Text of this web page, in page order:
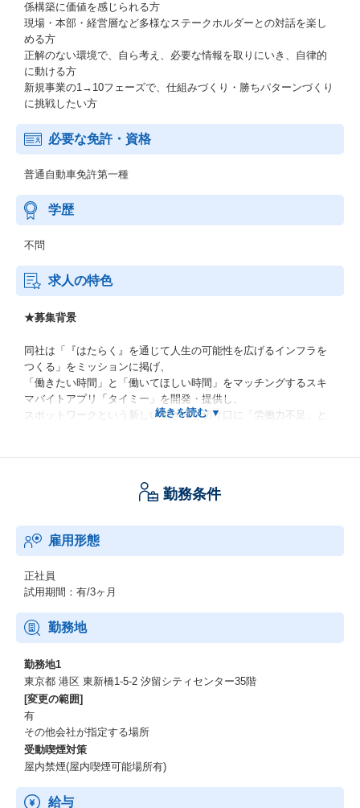
係構築に価値を感じられる方
現場・本部・経営層など多様なステークホルダーとの対話を楽し
める方
正解のない環境で、自ら考え、必要な情報を取りにいき、自律的
に動ける方
新規事業の1→10フェーズで、仕組みづくり・勝ちパターンづくり
に挑戦したい方
必要な免許・資格
普通自動車免許第一種
学歴
不問
求人の特色
★募集背景
同社は「『はたらく』を通じて人生の可能性を広げるインフラを
つくる」をミッションに掲げ、
「働きたい時間」と「働いてほしい時間」をマッチングするスキ
マバイトアプリ「タイミー」を開発・提供し、
スポットワークという新しい働き方を切り口に「労働力不足」と
その中でも介護領域は、まさにこれから本格的な成長フェーズに
これまでに0→1の立ち上げを終え、タイミーの価値が介護現場で
も通用することは証明されました。
次のフェーズでは、
・介護領域でどのターゲットから広げていくのか
・成功事例をどう横展開し、市場全体に広げていくのか
といった「1→10のスケール」をつくっていくことが求められてい
ます。
今回は、介護領域におけるタイミー活用をさらに拡大していくた
めのコンサルティングセールスを募集します。
介護事業者が抱える人材・労働力不足やDXの課題に向き合いなが
ら、タイミーの新規事業の成長を共にリードしていただける方を
お迎えしたいと考えています。
～ミッション～
コンサルティングセールスとして介護領域の新規クライアントに
勤務条件
雇用形態
正社員
試用期間：有/3ヶ月
勤務地
勤務地1
東京都 港区 東新橋1-5-2 汐留シティセンター35階
[変更の範囲]
有
その他会社が指定する場所
受動喫煙対策
屋内禁煙(屋内喫煙可能場所有)
給与